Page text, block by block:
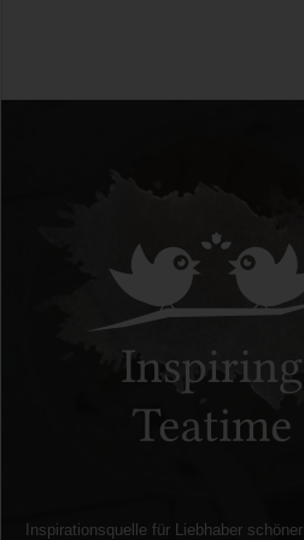
Inspirationsquelle für Liebhaber